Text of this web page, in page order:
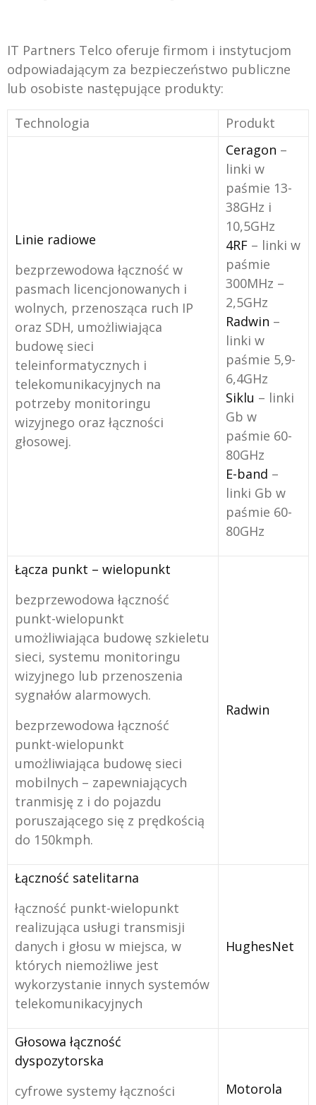
IT Partners Telco oferuje firmom i instytucjom
odpowiadającym za bezpieczeństwo publiczne
lub osobiste następujące produkty:
Technologia Produkt
Linie radiowe
bezprzewodowa łączność w
pasmach licencjonowanych i
wolnych, przenosząca ruch IP
oraz SDH, umożliwiająca
budowę sieci
teleinformatycznych i
telekomunikacyjnych na
potrzeby monitoringu
wizyjnego oraz łączności
głosowej.
Ceragon –
linki w
paśmie 13-
38GHz i
10,5GHz
4RF – linki w
paśmie
300MHz –
2,5GHz
Radwin –
linki w
paśmie 5,9-
6,4GHz
Siklu – linki
Gb w
paśmie 60-
80GHz
E-band –
linki Gb w
paśmie 60-
80GHz
Łącza punkt – wielopunkt
bezprzewodowa łączność
punkt-wielopunkt
umożliwiająca budowę szkieletu
sieci, systemu monitoringu
wizyjnego lub przenoszenia
sygnałów alarmowych.
bezprzewodowa łączność
punkt-wielopunkt
umożliwiająca budowę sieci
mobilnych – zapewniających
tranmisję z i do pojazdu
poruszającego się z prędkością
do 150kmph.
Radwin
Łączność satelitarna
łączność punkt-wielopunkt
realizująca usługi transmisji
danych i głosu w miejsca, w
których niemożliwe jest
wykorzystanie innych systemów
telekomunikacyjnych
HughesNet
Głosowa łączność
dyspozytorska
cyfrowe systemy łączności
Motorola